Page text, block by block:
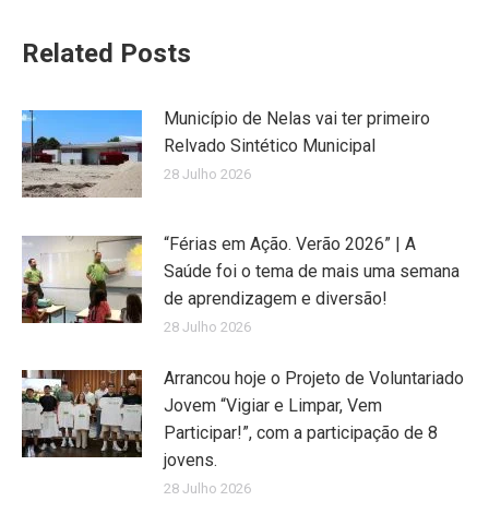
Related Posts
Município de Nelas vai ter primeiro
Relvado Sintético Municipal
28 Julho 2026
“Férias em Ação. Verão 2026” | A
Saúde foi o tema de mais uma semana
de aprendizagem e diversão!
28 Julho 2026
Arrancou hoje o Projeto de Voluntariado
Jovem “Vigiar e Limpar, Vem
Participar!”, com a participação de 8
jovens.
28 Julho 2026